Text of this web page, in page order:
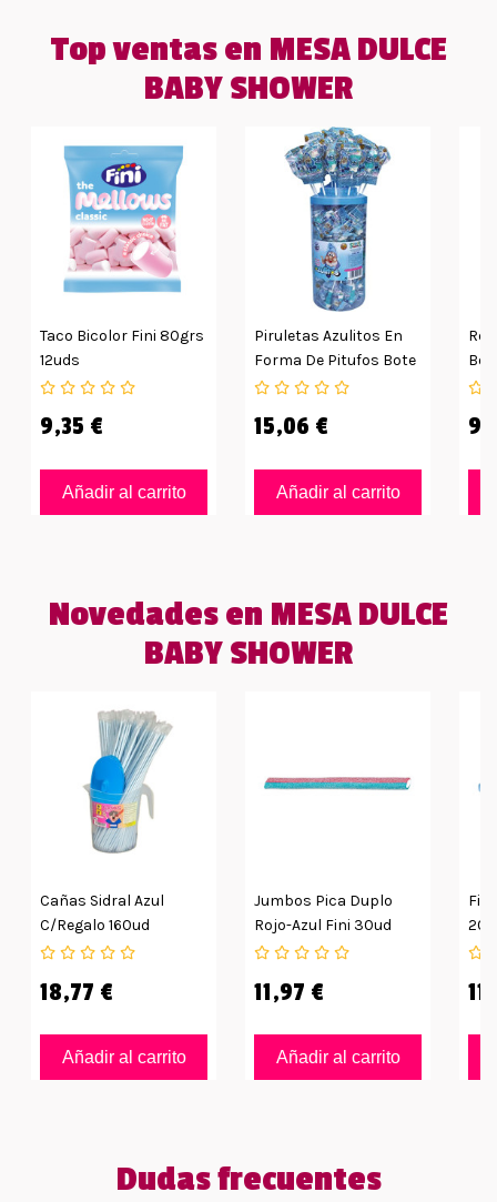
Top ventas en MESA DULCE
BABY SHOWER
Taco Bicolor Fini 80grs
12uds
9,35 €
Añadir al carrito
Piruletas Azulitos En
Forma De Pitufos Bote
Con 100 Unidades
15,06 €
Añadir al carrito
Novedades en MESA DULCE
BABY SHOWER
Cañas Sidral Azul
C/regalo 160ud
18,77 €
Añadir al carrito
Jumbos Pica Duplo
Rojo-Azul Fini 30ud
11,97 €
Añadir al carrito
Dudas frecuentes